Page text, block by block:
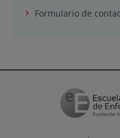
Formulario de